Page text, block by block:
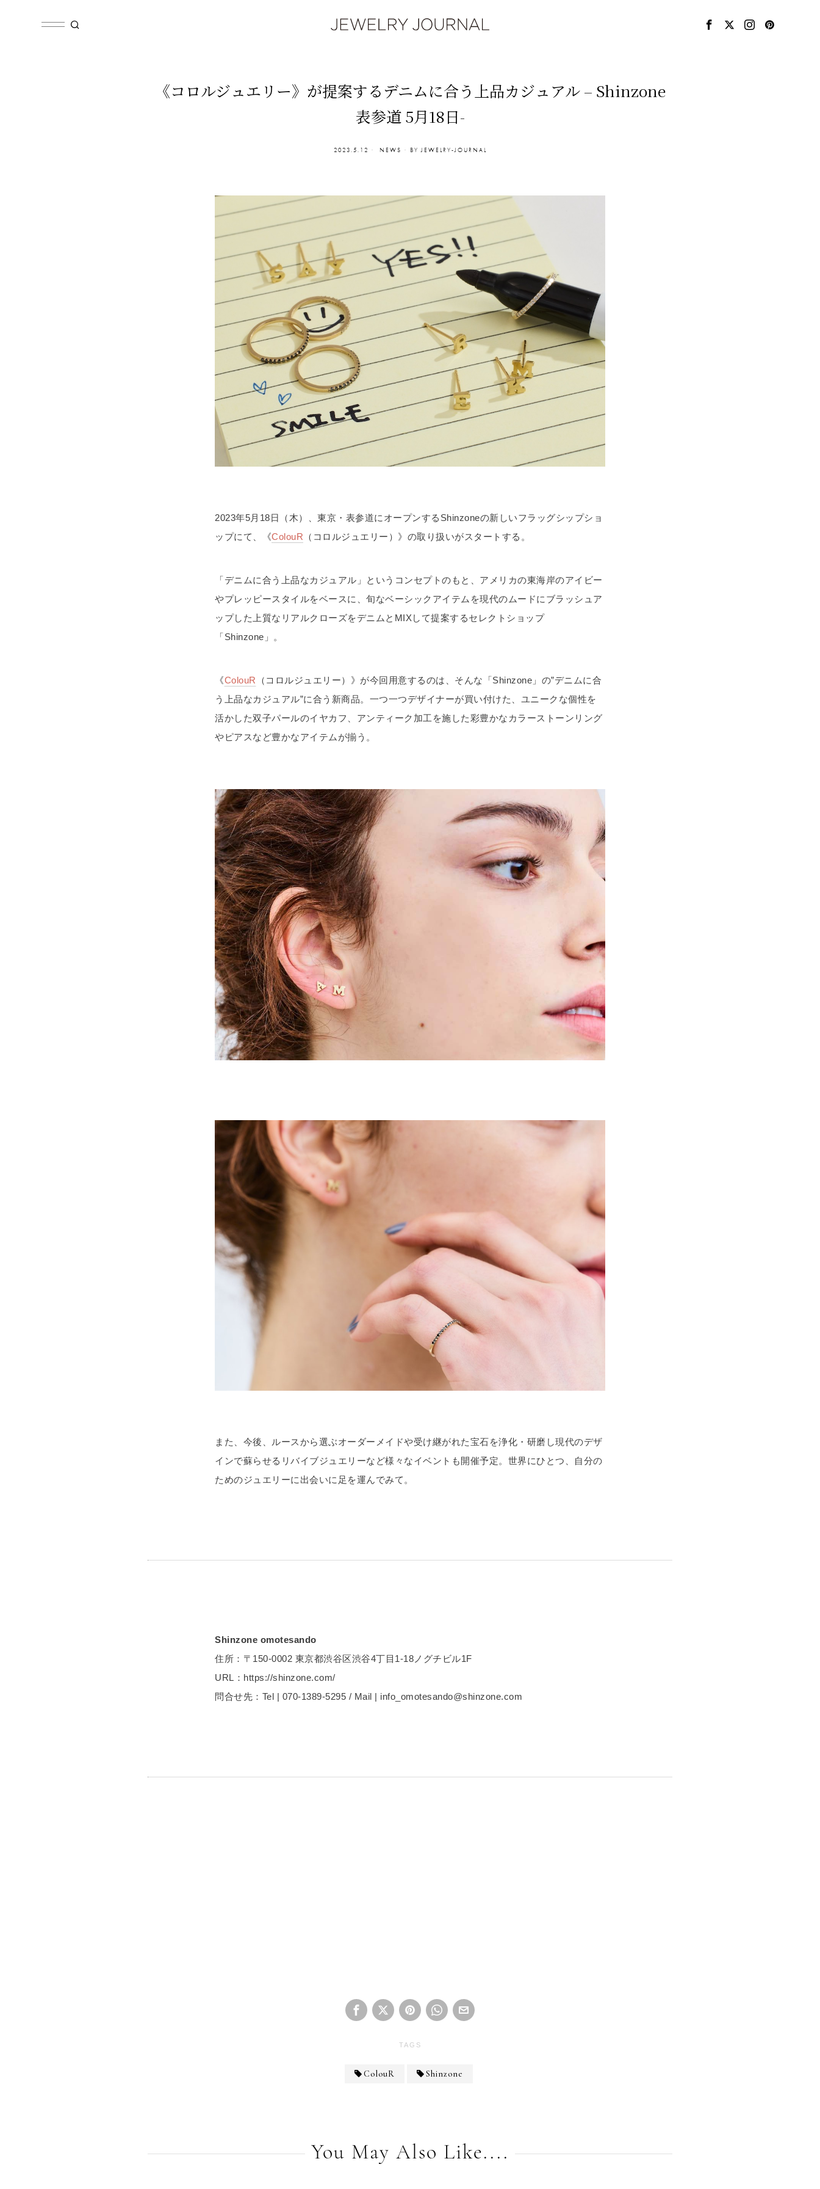
《コロルジュエリー》が提案するデニムに合う上品カジュアル – Shinzone
表参道 5月18日-
2023.5.12 NEWS BY JEWELRY-JOURNAL
2023年5月18日（木）、東京・表参道にオープンするShinzoneの新しいフラッグシップショ
ップにて、《ColouR （コロルジュエリー）》の取り扱いがスタートする。
「デニムに合う上品なカジュアル」というコンセプトのもと、アメリカの東海岸のアイビー
やプレッピースタイルをベースに、旬なベーシックアイテムを現代のムードにブラッシュア
ップした上質なリアルクローズをデニムとMIXして提案するセレクトショップ
「Shinzone」。
《ColouR （コロルジュエリー）》が今回用意するのは、そんな「Shinzone」の”デニムに合
う上品なカジュアル”に合う新商品。一つ一つデザイナーが買い付けた、ユニークな個性を
活かした双子パールのイヤカフ、アンティーク加工を施した彩豊かなカラーストーンリング
やピアスなど豊かなアイテムが揃う。
また、今後、ルースから選ぶオーダーメイドや受け継がれた宝石を浄化・研磨し現代のデザ
インで蘇らせるリバイブジュエリーなど様々なイベントも開催予定。世界にひとつ、自分の
ためのジュエリーに出会いに足を運んでみて。
Shinzone omotesando
住所：〒150-0002 東京都渋谷区渋谷4丁目1­-18ノグチビル1F
URL：https://shinzone.com/
問合せ先：Tel | 070-1389-5295 / Mail | info_omotesando@shinzone.com
TAGS
ColouR Shinzone
You May Also Like....